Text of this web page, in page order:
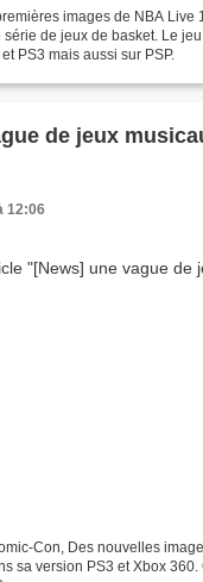
images de NBA Live
de jeux de basket. Le
PS3 mais aussi sur PSP.
de jeux
12:06
Con, Des nouvelles
sa version PS3 et Xbox